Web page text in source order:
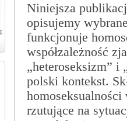
Niniejsza
opisujemy
funkcjonuje
współzależność
„heteroseksizm” i
polski kontekst.
rzutujące na